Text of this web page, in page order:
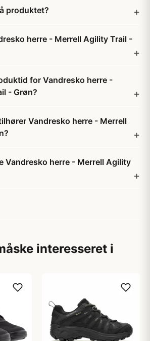
produktet?
herre - Merrell Agility Trail -
for Vandresko herre -
- Grøn?
Vandresko herre - Merrell
Vandresko herre - Merrell Agility
interesseret i